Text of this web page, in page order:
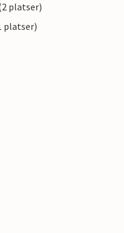
platser)
platser)